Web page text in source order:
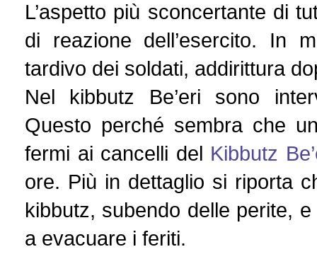
L’aspetto più sconcertante di
di reazione dell’esercito. In
tardivo dei soldati, addirittura
Nel kibbutz Be’eri sono
Questo perché sembra che
fermi ai cancelli del Kibbutz
ore. Più in dettaglio si riporta
kibbutz, subendo delle perite,
a evacuare i feriti.